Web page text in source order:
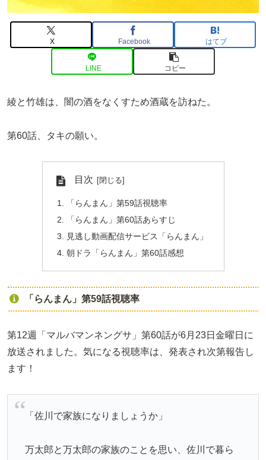
X Facebook はてブ
LINE コピー
綾と竹雄は、闇の酒をなくすため酒蔵を訪ねた。
第60話、タキの願い。
目次
「らんまん」第59話視聴率
「らんまん」第60話あらすじ
見逃し動画配信サービス「らんまん」
朝ドラ「らんまん」第60話感想
「らんまん」第59話視聴率
第12週「マルバマンネングサ」第60話が6月23日金曜日に
放送されました。気になる視聴率は、発表され次第報告し
ます！
「佐川で家族になりましょうか」
万太郎と万太郎の家族のことを思い、佐川で暮ら